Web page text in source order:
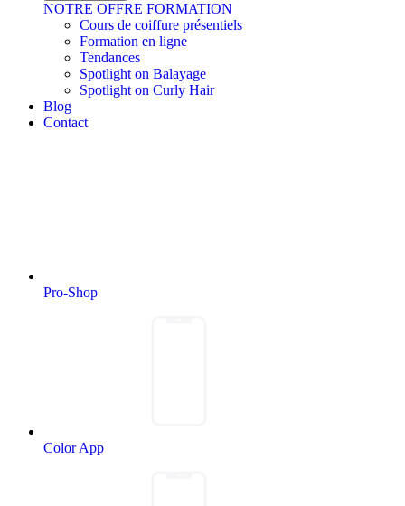
NOTRE OFFRE FORMATION
Cours de coiffure présentiels
Formation en ligne
Tendances
Spotlight on Balayage
Spotlight on Curly Hair
Blog
Contact
Pro-Shop
Color App